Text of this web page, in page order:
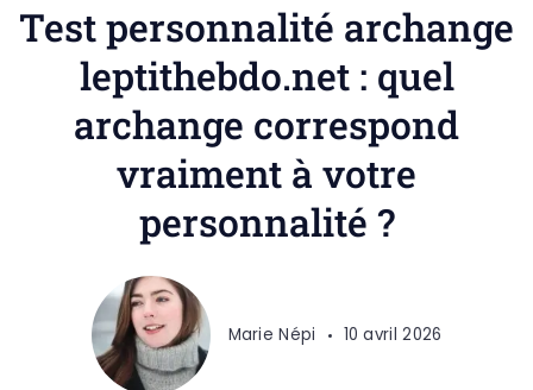
Test personnalité archange
leptithebdo.net : quel
archange correspond
vraiment à votre
personnalité ?
Marie Népi 10 avril 2026